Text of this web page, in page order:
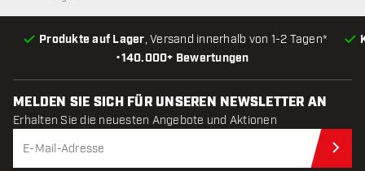
•140.000+ Bewertungen
Produkte auf Lager, Versand innerhalb von 1-2 Tagen*
MELDEN SIE SICH FÜR UNSEREN NEWSLETTER AN
Erhalten Sie die neuesten Angebote und Aktionen